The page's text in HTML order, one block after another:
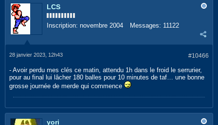
LCS
Inscription: novembre 2004 Messages: 11122
#10466
28 janvier 2023, 12h43
- Avoir perdu mes clés ce matin, attendu 1h dans le froid le serrurier,
pour au final lui lâcher 180 balles pour 10 minutes de taf… une bonne
grosse journée de merde qui commence
yori